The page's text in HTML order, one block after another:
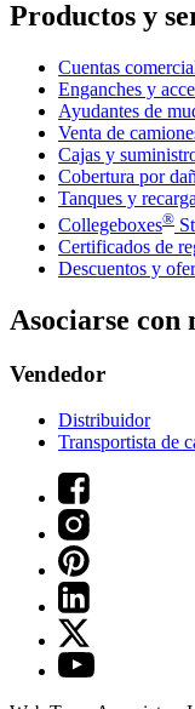
Productos y
Cuentas
Enganches y
Ayudantes de
Venta de
Cajas y
Cobertura por
Tanques y
Collegeboxes®
Certificados de
Descuentos y
Asociarse con
Vendedor
Distribuidor
Transportista de